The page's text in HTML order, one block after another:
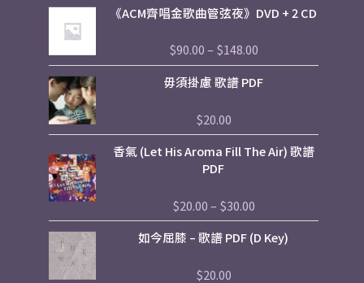
滿
《ACM齊唱金歌曲管弦夜》DVD + 2 CD
$90.00– $148.00
range:
through
毋須掛慮 歌譜 PDF
滿
$20.00
香氣 (Let His Aroma Fill The Air) 歌譜
PDF
$20.00– $30.00
Price
range:
$30.00
如今屈膝 – 歌譜 PDF (D Key)
$20.00